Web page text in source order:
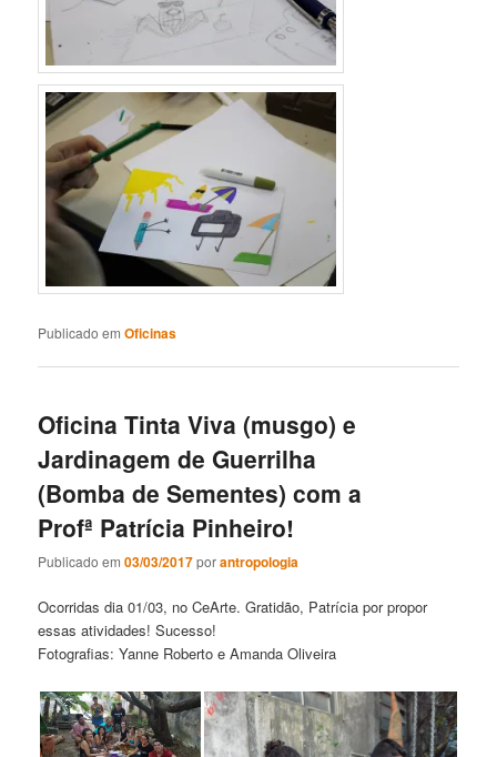
Publicado em Oficinas
Oficina Tinta Viva (musgo) e
Jardinagem de Guerrilha
(Bomba de Sementes) com a
Profª Patrícia Pinheiro!
Publicado em03/03/2017porantropologia
Ocorridas dia 01/03, no CeArte. Gratidão, Patrícia por propor
essas atividades! Sucesso!
Fotografias: Yanne Roberto e Amanda Oliveira